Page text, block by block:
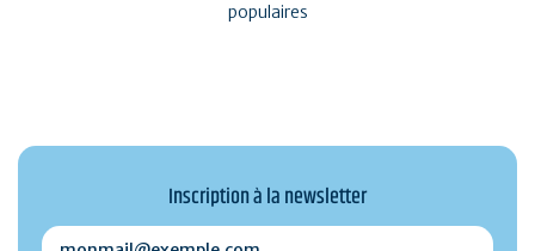
populaires
Inscription à la newsletter
monmail@exemple.com